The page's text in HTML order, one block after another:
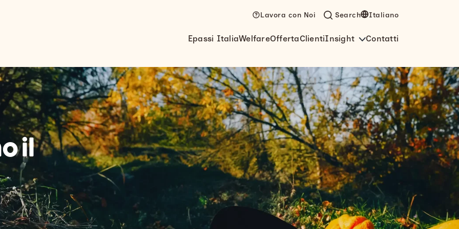
Lavora con Noi Search Italiano
Epassi ItaliaWelfareOffertaClientiInsight Contatti
il